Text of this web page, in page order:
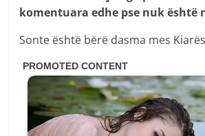
komentuara edhe pse nuk është
Sonte është bërë dasma mes